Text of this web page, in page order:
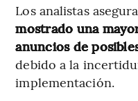
Los analistas
mostrado una
anuncios de
debido a la
implementación.